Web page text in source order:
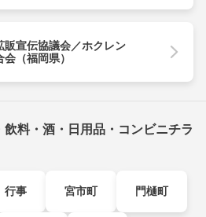
販宣伝協議会／ホクレン
（福岡県）
料・酒・日用品・コンビニチラ
行事 宮市町 門樋町